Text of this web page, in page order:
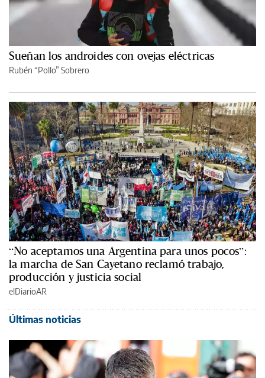
Sueñan los androides con ovejas eléctricas
Rubén “Pollo” Sobrero
“No aceptamos una Argentina para unos pocos”:
la marcha de San Cayetano reclamó trabajo,
producción y justicia social
elDiarioAR
Últimas noticias